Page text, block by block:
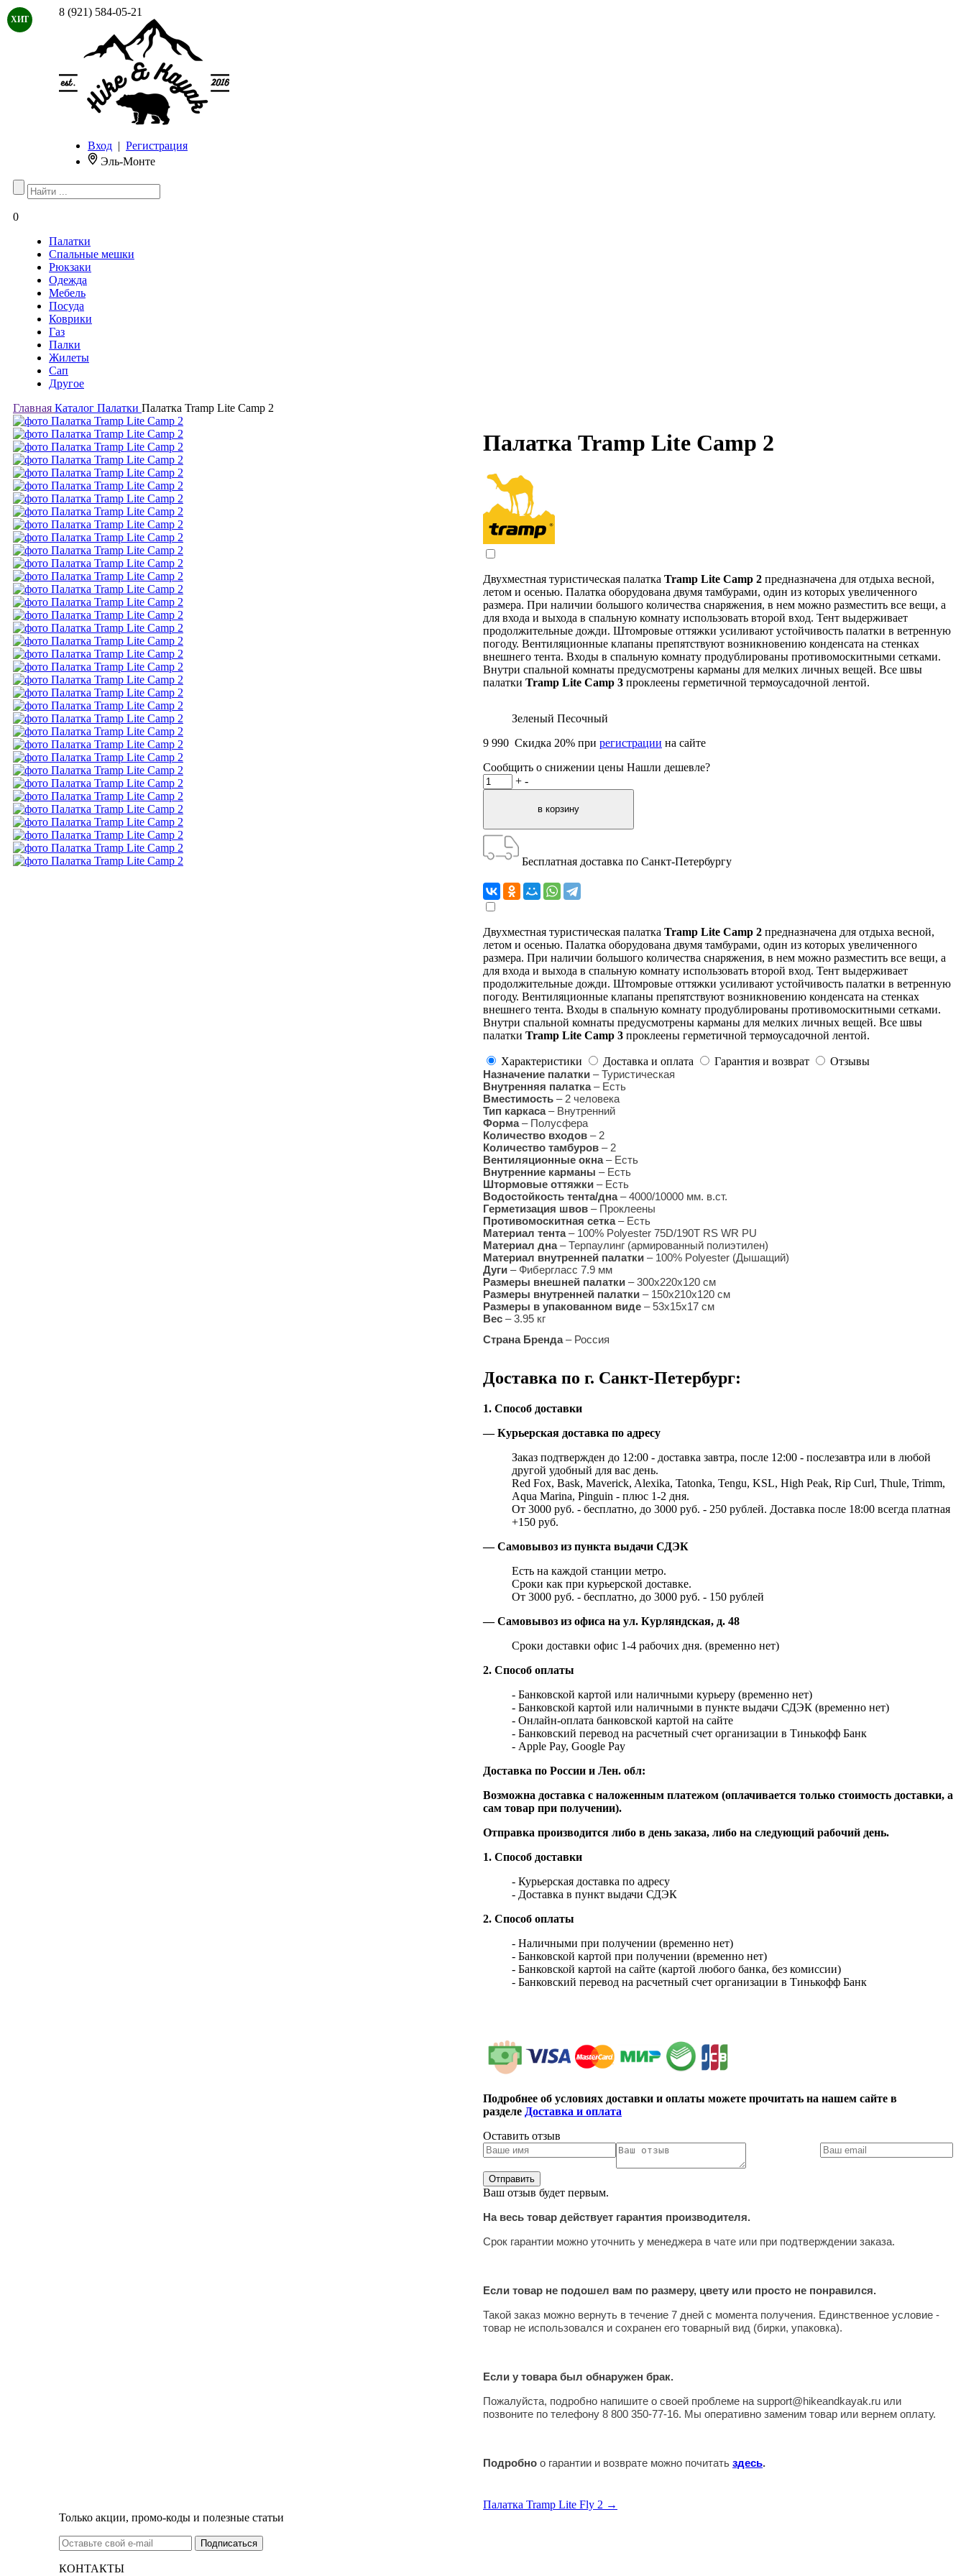
8 (921) 584-05-21
Вход | Регистрация
Эль-Монте
0
Палатки
Спальные мешки
Рюкзаки
Одежда
Мебель
Посуда
Коврики
Газ
Палки
Жилеты
Сап
Другое
Главная Каталог Палатки Палатка Tramp Lite Camp 2
ХИТ
Палатка Tramp Lite Camp 2
Двухместная туристическая палатка Tramp Lite Camp 2 предназначена для отдыха весной,
летом и осенью. Палатка оборудована двумя тамбурами, один из которых увеличенного
размера. При наличии большого количества снаряжения, в нем можно разместить все вещи, а
для входа и выхода в спальную комнату использовать второй вход. Тент выдерживает
продолжительные дожди. Штомровые оттяжки усиливают устойчивость палатки в ветренную
погоду. Вентиляционные клапаны препятствуют возникновению конденсата на стенках
внешнего тента. Входы в спальную комнату продублированы противомоскитными сетками.
Внутри спальной комнаты предусмотрены карманы для мелких личных вещей. Все швы
палатки Tramp Lite Camp 3 проклеены герметичной термоусадочной лентой.
Зеленый Песочный
9 990 Скидка 20% при регистрации на сайте
Сообщить о снижении цены Нашли дешевле?
+ -
Бесплатная доставка по Санкт-Петербургу
Двухместная туристическая палатка Tramp Lite Camp 2 предназначена для отдыха весной,
летом и осенью. Палатка оборудована двумя тамбурами, один из которых увеличенного
размера. При наличии большого количества снаряжения, в нем можно разместить все вещи, а
для входа и выхода в спальную комнату использовать второй вход. Тент выдерживает
продолжительные дожди. Штомровые оттяжки усиливают устойчивость палатки в ветренную
погоду. Вентиляционные клапаны препятствуют возникновению конденсата на стенках
внешнего тента. Входы в спальную комнату продублированы противомоскитными сетками.
Внутри спальной комнаты предусмотрены карманы для мелких личных вещей. Все швы
палатки Tramp Lite Camp 3 проклеены герметичной термоусадочной лентой.
Характеристики Доставка и оплата Гарантия и возврат
Отзывы
Назначение палатки – Туристическая
Внутренняя палатка–Есть
Вместимость – 2 человека
Тип каркаса–Внутренний
Форма– Полусфера
Количество входов –2
Количество тамбуров – 2
Вентиляционные окна– Есть
Внутренние карманы – Есть
Штормовые оттяжки –Есть
Водостойкость тента/дна– 4000/10000 мм. в.ст.
Герметизация швов –Проклеены
Противомоскитная сетка–Есть
Материал тента–100% Polyester 75D/190T RS WR PU
Материал дна–Терпаулинг (армированный полиэтилен)
Материал внутренней палатки – 100% Polyester (Дышащий)
Дуги –Фибергласс 7.9 мм
Размеры внешней палатки –300х220х120 см
Размеры внутренней палатки – 150х210х120 см
Размеры в упакованном виде – 53х15х17 см
Вес –3.95 кг
Страна Бренда– Россия
Доставка по г. Санкт-Петербург:
1. Способ доставки
— Курьерская доставка по адресу
Заказ подтвержден до 12:00 - доставка завтра, после 12:00 - послезавтра или в любой
другой удобный для вас день.
Red Fox, Bask, Maverick, Alexika, Tatonka, Tengu, KSL, High Peak, Rip Curl, Thule, Trimm,
Aqua Marina, Pinguin - плюс 1-2 дня.
От 3000 руб. - бесплатно, до 3000 руб. - 250 рублей. Доставка после 18:00 всегда платная
+150 руб.
— Самовывоз из пункта выдачи СДЭК
Есть на каждой станции метро.
Сроки как при курьерской доставке.
От 3000 руб. - бесплатно, до 3000 руб. - 150 рублей
— Самовывоз из офиса на ул. Курляндская, д. 48
Сроки доставки офис 1-4 рабочих дня. (временно нет)
2. Способ оплаты
- Банковской картой или наличными курьеру (временно нет)
- Банковской картой или наличными в пункте выдачи СДЭК (временно нет)
- Онлайн-оплата банковской картой на сайте
- Банковский перевод на расчетный счет организации в Тинькофф Банк
- Apple Pay, Google Pay
Доставка по России и Лен. обл:
Возможна доставка с наложенным платежом (оплачивается только стоимость доставки, а
сам товар при получении).
Отправка производится либо в день заказа, либо на следующий рабочий день.
1. Способ доставки
- Курьерская доставка по адресу
- Доставка в пункт выдачи СДЭК
2. Способ оплаты
- Наличными при получении (временно нет)
- Банковской картой при получении (временно нет)
- Банковской картой на сайте (картой любого банка, без комиссии)
- Банковский перевод на расчетный счет организации в Тинькофф Банк
Подробнее об условиях доставки и оплаты можете прочитать на нашем сайте в
разделе Доставка и оплата
Оставить отзыв
Ваш отзыв будет первым.
На весь товар действует гарантия производителя.
Срок гарантии можно уточнить у менеджера в чате или при подтверждении заказа.
Если товар не подошел вам по размеру, цвету или просто не понравился.
Такой заказ можно вернуть в течение 7 дней с момента получения. Единственное условие -
товар не использовался и сохранен его товарный вид (бирки, упаковка).
Если у товара был обнаружен брак.
Пожалуйста, подробно напишите о своей проблеме на support@hikeandkayak.ru или
позвоните по телефону 8 800 350-77-16. Мы оперативно заменим товар или вернем оплату.
Подробно о гарантии и возврате можно почитать здесь.
Палатка Tramp Lite Fly 2 →
Только акции, промо-коды и полезные статьи
КОНТАКТЫ